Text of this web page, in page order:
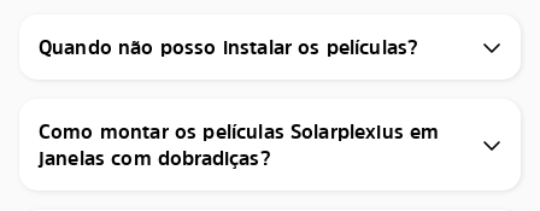
Quando não posso instalar os películas?
Como montar os películas Solarplexius em
janelas com dobradiças?